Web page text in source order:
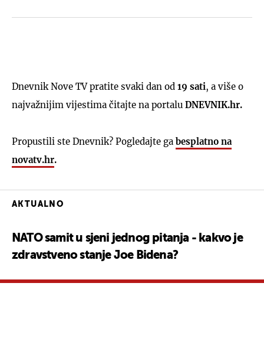
Dnevnik Nove TV pratite svaki dan od 19 sati, a više o
najvažnijim vijestima čitajte na portalu DNEVNIK.hr.
Propustili ste Dnevnik? Pogledajte ga besplatno na
novatv.hr.
AKTUALNO
NATO samit u sjeni jednog pitanja - kakvo je
zdravstveno stanje Joe Bidena?